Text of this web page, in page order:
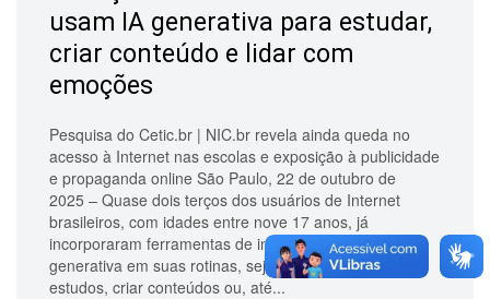
usam IA generativa para estudar,
criar conteúdo e lidar com
emoções
Pesquisa do Cetic.br | NIC.br revela ainda queda no
acesso à Internet nas escolas e exposição à publicidade
e propaganda online São Paulo, 22 de outubro de
2025 – Quase dois terços dos usuários de Internet
brasileiros, com idades entre nove 17 anos, já
incorporaram ferramentas de inteligência artificial
generativa em suas rotinas, seja para auxiliar nos
estudos, criar conteúdos ou, até...